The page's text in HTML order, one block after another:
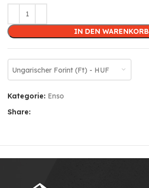
IN DEN WARENKORB
Ungarischer Forint (Ft) - HUF
Kategorie: Enso
Share: